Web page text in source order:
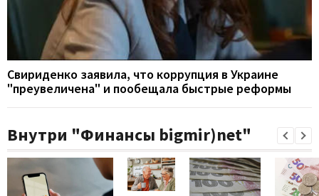
Свириденко заявила, что коррупция в Украине
"преувеличена" и пообещала быстрые реформы
Внутри "Финансы bigmir)net"